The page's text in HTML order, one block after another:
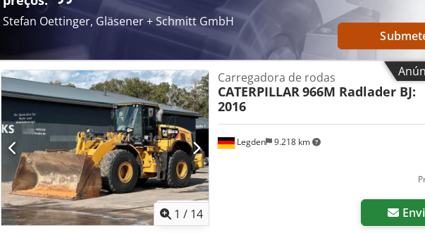
Stefan Oettinger, Gläsener + Schmitt GmbH
1 / 14
Legden 9.218 km
Carregadora de rodas
CATERPILLAR966M Radlader BJ:
2016